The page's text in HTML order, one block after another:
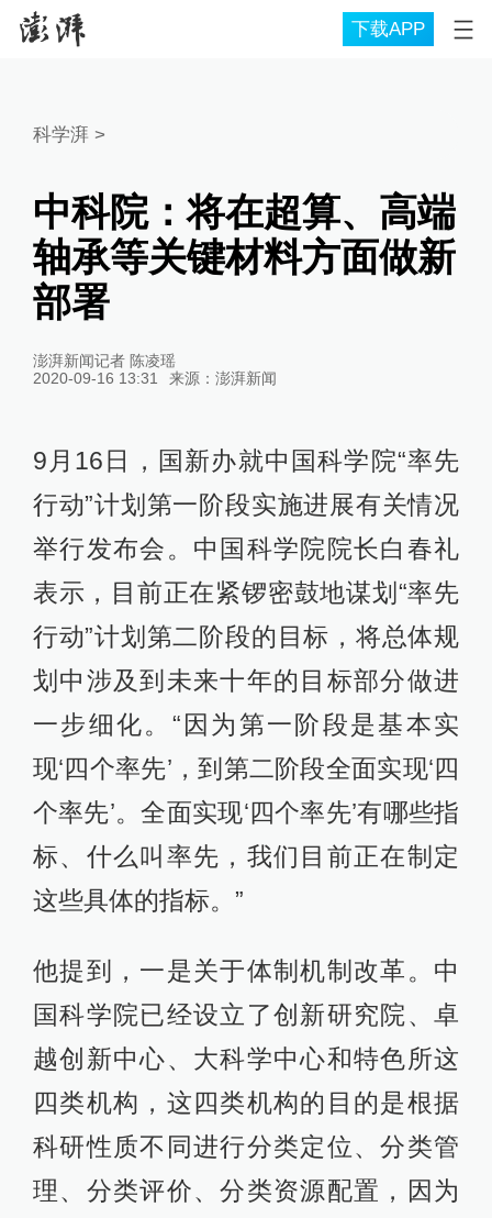
下载APP
科学湃 >
中科院：将在超算、高端
轴承等关键材料方面做新
部署
澎湃新闻记者 陈凌瑶
2020-09-16 13:31
来源： 澎湃新闻
9月16日，国新办就中国科学院“率先
行动”计划第一阶段实施进展有关情况
举行发布会。中国科学院院长白春礼
表示，目前正在紧锣密鼓地谋划“率先
行动”计划第二阶段的目标，将总体规
划中涉及到未来十年的目标部分做进
一步细化。“因为第一阶段是基本实
现‘四个率先’，到第二阶段全面实现‘四
个率先’。全面实现‘四个率先’有哪些指
标、什么叫率先，我们目前正在制定
这些具体的指标。”
他提到，一是关于体制机制改革。中
国科学院已经设立了创新研究院、卓
越创新中心、大科学中心和特色所这
四类机构，这四类机构的目的是根据
科研性质不同进行分类定位、分类管
理、分类评价、分类资源配置，因为